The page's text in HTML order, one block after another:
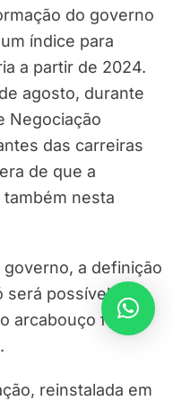
do governo
índice para
a partir de 2024.
agosto, durante
Negociação
das carreiras
de que a
nesta
a definição
será possível
arcabouço fiscal
reinstalada em